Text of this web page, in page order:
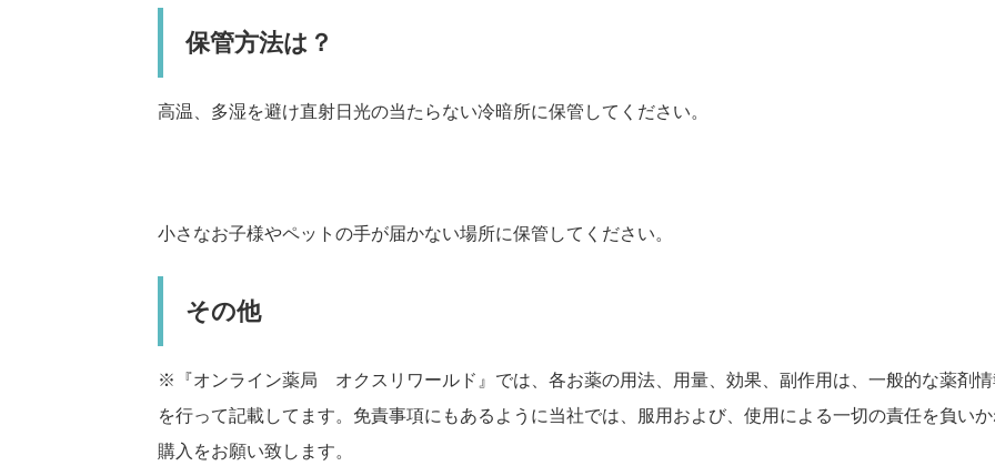
保管方法は？
高温、多湿を避け直射日光の当たらない冷暗所に保管してください。
小さなお子様やペットの手が届かない場所に保管してください。
その他
※『オンライン薬局 オクスリワールド』では、各お薬の用法、用量、効果、副作用は、一般的な薬剤
を行って記載してます。免責事項にもあるように当社では、服用および、使用による一切の責任を負い
購入をお願い致します。